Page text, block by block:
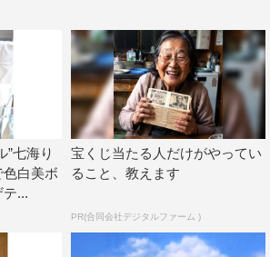
”七海り
白美ボ
...
宝くじ当たる人だけがやってい
ること、教えます
PR(合同会社デジタルファーム )